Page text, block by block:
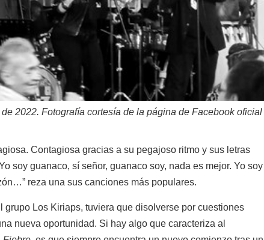
2022. Fotografía cortesía de la página de Facebook oficial
Contagiosa gracias a su pegajoso ritmo y sus letras
soy guanaco, sí señor, guanaco soy, nada es mejor. Yo soy
reza una sus canciones más populares.
grupo Los Kiriaps, tuviera que disolverse por cuestiones
nueva oportunidad. Si hay algo que caracteriza al